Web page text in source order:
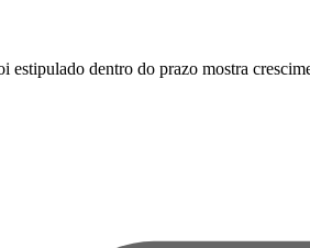
dentro do prazo mostra